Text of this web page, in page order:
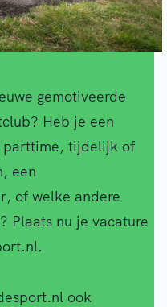
gemotiveerde
Heb je een
parttime, tijdelijk of
een
of welke andere
Plaats nu je vacature
ook